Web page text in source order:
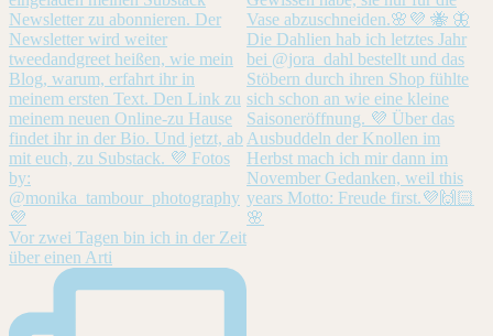
Vor zwei Tagen bin ich in der Zeit
über einen Arti